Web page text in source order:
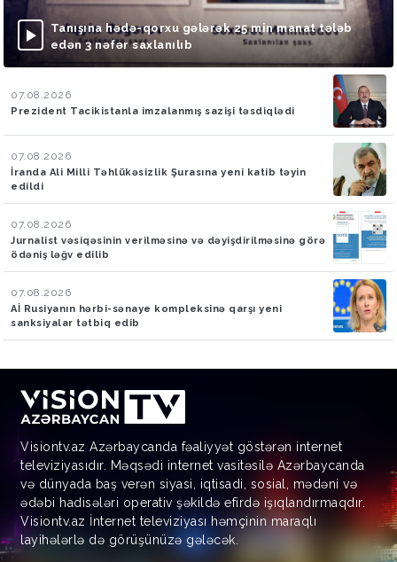
Tanışına hədə-qorxu gələrək 25 min manat tələb
edən 3 nəfər saxlanılıb
07.08.2026
Prezident Tacikistanla imzalanmış sazişi təsdiqlədi
07.08.2026
İranda Ali Milli Təhlükəsizlik Şurasına yeni katib təyin
edildi
07.08.2026
Jurnalist vəsiqəsinin verilməsinə və dəyişdirilməsinə görə
ödəniş ləğv edilib
07.08.2026
Aİ Rusiyanın hərbi-sənaye kompleksinə qarşı yeni
sanksiyalar tətbiq edib
Visiontv.az Azərbaycanda fəaliyyət göstərən internet
televiziyasıdır. Məqsədi internet vasitəsilə Azərbaycanda
və dünyada baş verən siyasi, iqtisadi, sosial, mədəni və
ədəbi hadisələri operativ şəkildə efirdə işıqlandırmaqdır.
Visiontv.az İnternet televiziyası həmçinin maraqlı
layihələrlə də görüşünüzə gələcək.